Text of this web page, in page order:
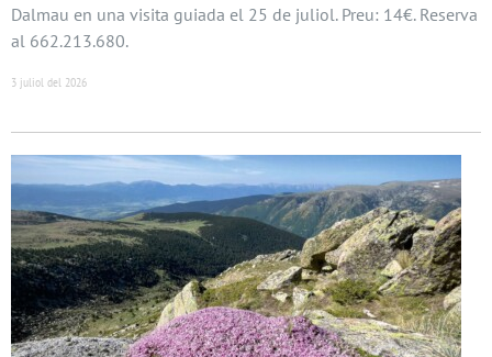
Dalmau en una visita guiada el 25 de juliol. Preu: 14€. Reserva
al 662.213.680.
3 juliol del 2026